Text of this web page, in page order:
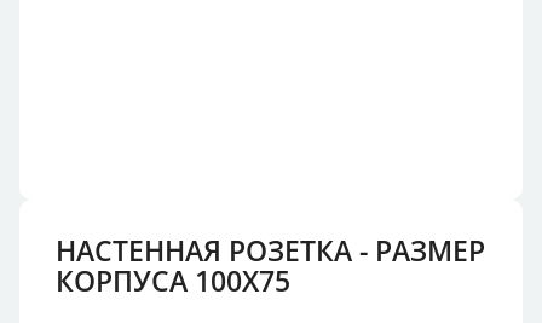
НАСТЕННАЯ РОЗЕТКА - РАЗМЕР
КОРПУСА 100X75